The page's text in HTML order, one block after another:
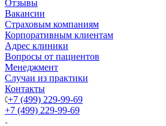
Отзывы
Вакансии
Страховым компаниям
Корпоративным клиентам
Адрес клиники
Вопросы от пациентов
Менеджмент
Случаи из практики
Контакты
+7 (499) 229-99-69
+7 (499) 229-99-69